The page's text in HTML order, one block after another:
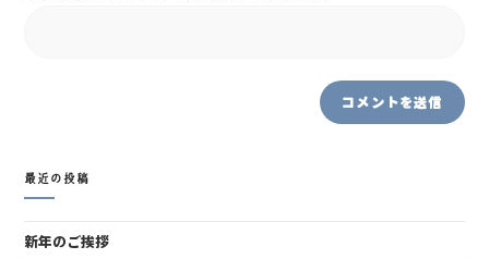
最近の投稿
新年のご挨拶